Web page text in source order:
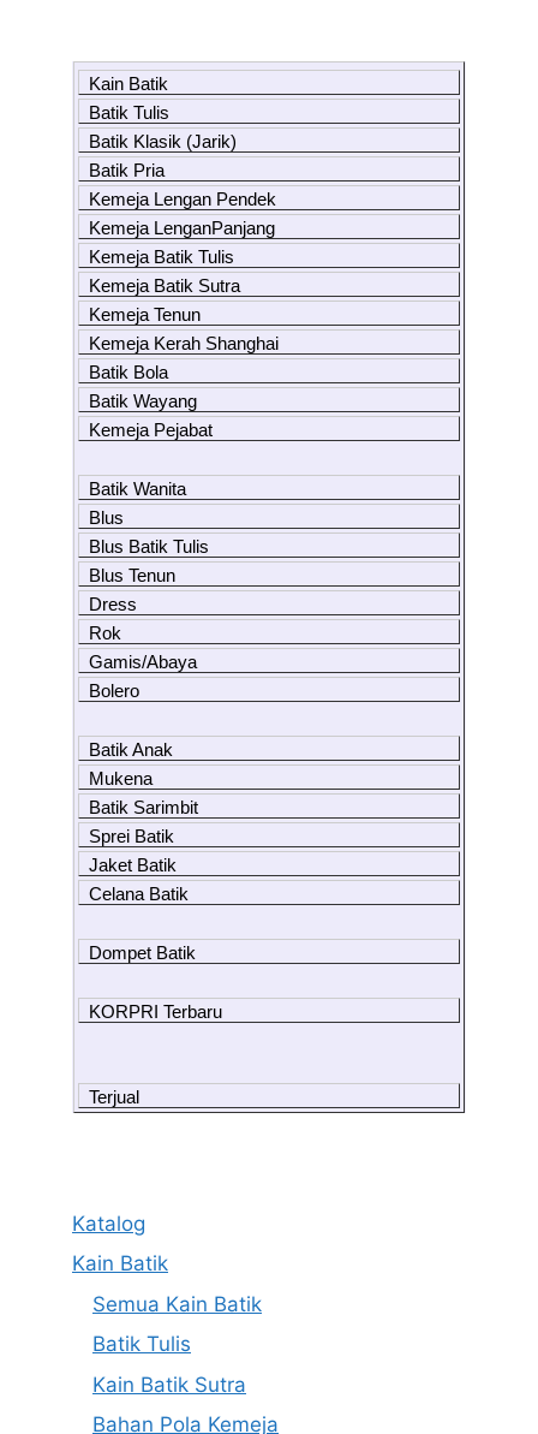
Kain Batik
Batik Tulis
Batik Klasik (Jarik)
Batik Pria
Kemeja Lengan Pendek
Kemeja LenganPanjang
Kemeja Batik Tulis
Kemeja Batik Sutra
Kemeja Tenun
Kemeja Kerah Shanghai
Batik Bola
Batik Wayang
Kemeja Pejabat
Batik Wanita
Blus
Blus Batik Tulis
Blus Tenun
Dress
Rok
Gamis/Abaya
Bolero
Batik Anak
Mukena
Batik Sarimbit
Sprei Batik
Jaket Batik
Celana Batik
Dompet Batik
KORPRI Terbaru
Terjual
Katalog
Kain Batik
Semua Kain Batik
Batik Tulis
Kain Batik Sutra
Bahan Pola Kemeja